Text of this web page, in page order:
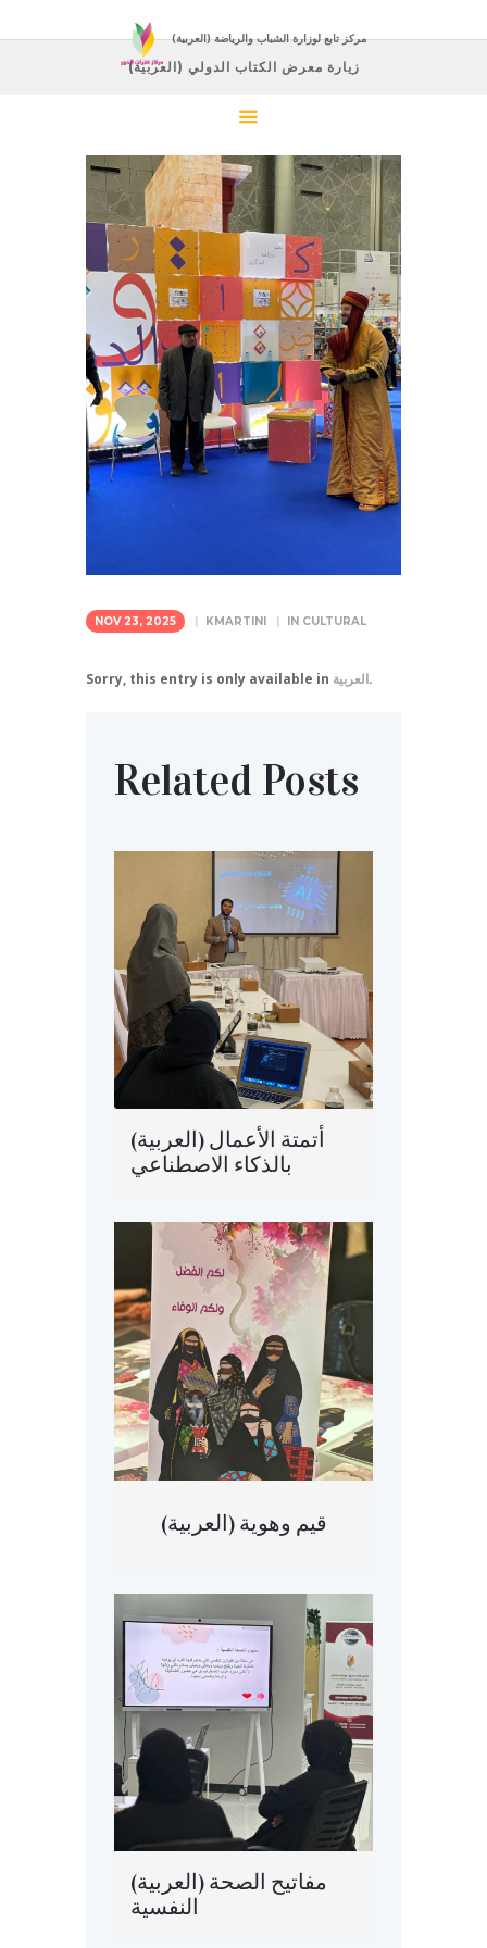
(العربية) مركز تابع لوزارة الشباب والرياضة
(العربية) زيارة معرض الكتاب الدولي
NOV 23, 2025 KMARTINI IN CULTURAL
Sorry, this entry is only available in العربية.
Related Posts
(العربية) أتمتة الأعمال
بالذكاء الاصطناعي
(العربية) قيم وهوية
(العربية) مفاتيح الصحة
النفسية